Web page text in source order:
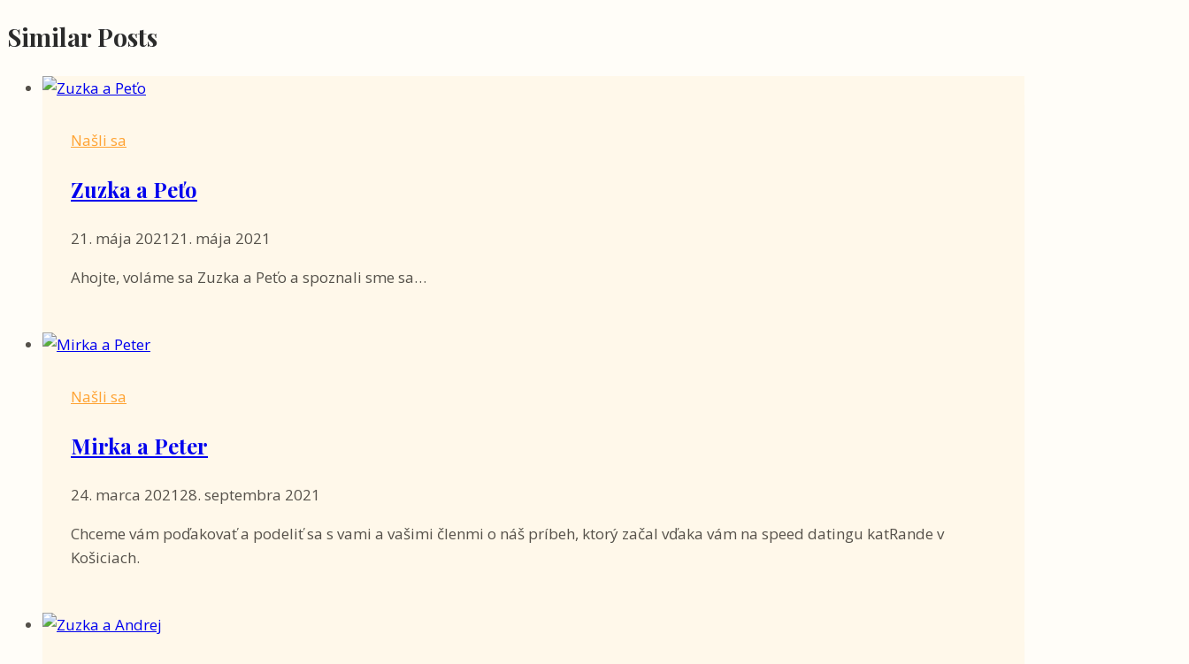
Similar Posts
Našli sa
Zuzka a Peťo
21. mája 2021 21. mája 2021
Ahojte, voláme sa Zuzka a Peťo a spoznali sme sa…
Našli sa
Mirka a Peter
24. marca 2021 28. septembra 2021
Chceme vám poďakovať a podeliť sa s vami a vašimi členmi o náš príbeh, ktorý začal vďaka vám na speed datingu katRande v
Košiciach.